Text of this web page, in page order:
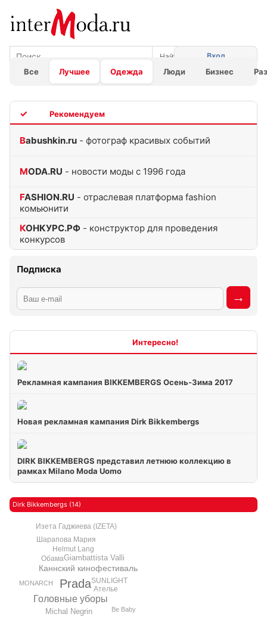
Все Лучшее Одежда Люди Бизнес
Вход
Babushkin.ru - фотограф красивых событий
MODA.RU - новости моды с 1996 года
FASHION.RU - отраслевая платформа fashion
комьюнити
КОНКУРС.РФ - конструктор для проведения
конкурсов
Подписка
Рекламная кампания BIKKEMBERGS Осень-Зима 2017
Новая рекламная кампания Dirk Bikkembergs
DIRK BIKKEMBERGS представил летнюю коллекцию в
рамках Milano Moda Uomo
Dirk Bikkembergs (14)
Prada
Головные уборы
Каннский кинофестиваль
Michal Negrin
Giambattista Valli
Обама
SUNLIGHT
Helmut Lang
Шарапова Мария
Ателье
Изета Гаджиева (IZETA)
MONARCH
Be Baby